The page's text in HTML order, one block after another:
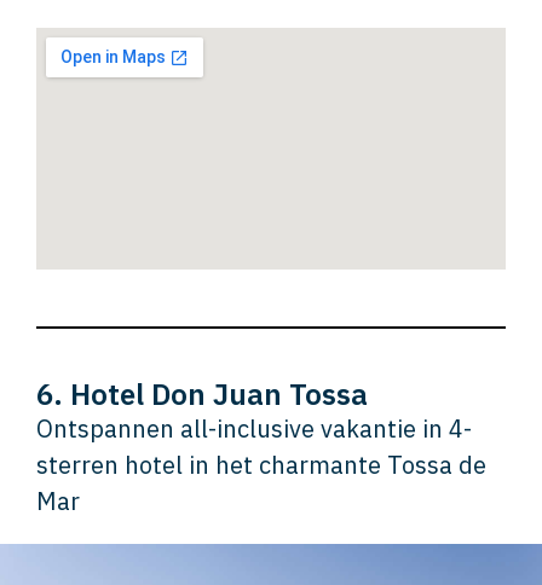
6. Hotel Don Juan Tossa
Ontspannen all-inclusive vakantie in 4-
sterren hotel in het charmante Tossa de
Mar